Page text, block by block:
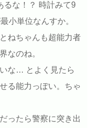
るな！？ 時計みて9
小単位なんすか。
ねちゃんも超能力者
なのね。
な… とよく見たら
る能力っぽい。ちゃ
ったら警察に突き出